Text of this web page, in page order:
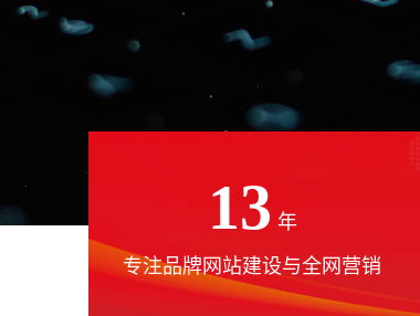
13 年
专注品牌网站建设与全网营销